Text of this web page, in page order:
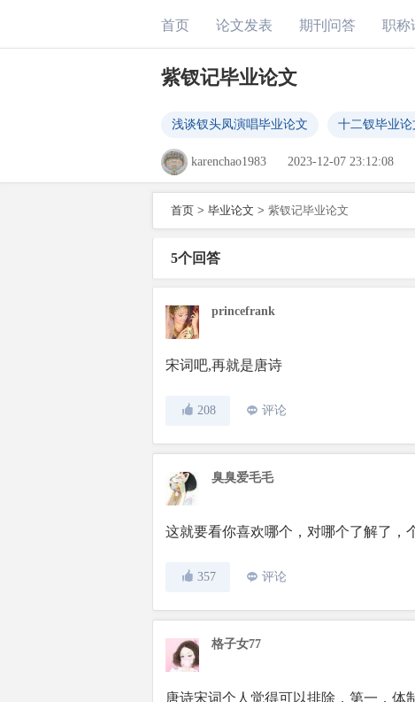
首页 论文发表 期刊问答 职称
紫钗记毕业论文
浅谈钗头凤演唱毕业论文 十二钗毕业论
karenchao1983
2023-12-07 23:12:08
首页 > 毕业论文 > 紫钗记毕业论文
5个回答
princefrank
宋词吧,再就是唐诗
208 评论
臭臭爱毛毛
这就要看你喜欢哪个，对哪个了解了，
357 评论
格子女77
唐诗宋词个人觉得可以排除，第一，